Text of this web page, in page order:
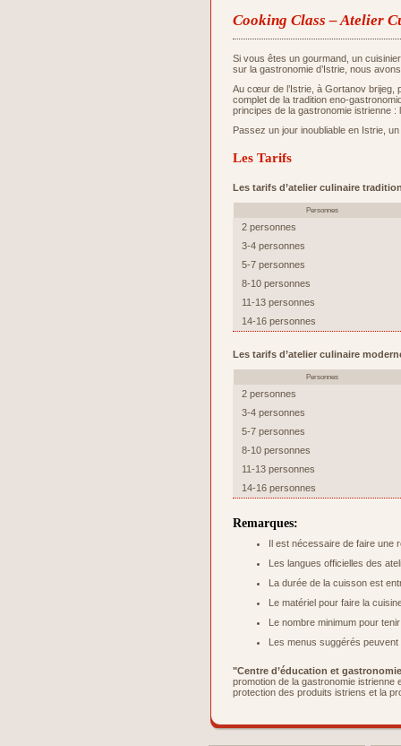
Cooking Class – Atelier
Si vous êtes un gourmand, un
sur la gastronomie d’Istrie, nous
Au cœur de l’Istrie, à Gortanov brijeg,
complet de la tradition eno-
principes de la gastronomie istrienne
Passez un jour inoubliable en Istrie,
Les Tarifs
Les tarifs d’atelier culinaire
Personnes
2 personnes
3-4 personnes
5-7 personnes
8-10 personnes
11-13 personnes
14-16 personnes
Les tarifs d’atelier culinaire
Personnes
2 personnes
3-4 personnes
5-7 personnes
8-10 personnes
11-13 personnes
14-16 personnes
Remarques:
Il est nécessaire de faire une
Les langues officielles des
La durée de la cuisson est
Le matériel pour faire la
Le nombre minimum pour tenir
Les menus suggérés
"Centre d’éducation et
promotion de la gastronomie istrienne
protection des produits istriens et la